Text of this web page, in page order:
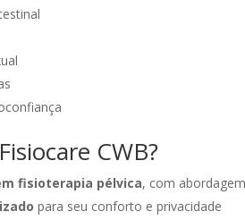
CWB?
fisioterapia pélvica, com
para seu conforto e privacidade